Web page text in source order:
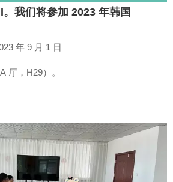
我们将参加 2023 年韩国
年 9 月 1 日
厅，H29）。